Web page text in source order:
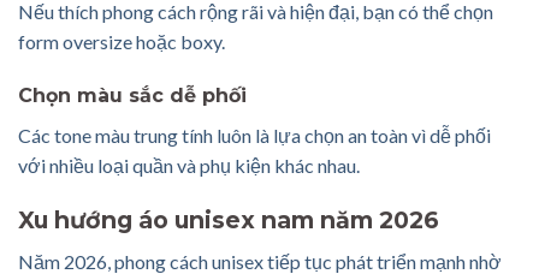
Nếu thích phong cách rộng rãi và hiện đại, bạn có thể chọn
form oversize hoặc boxy.
Chọn màu sắc dễ phối
Các tone màu trung tính luôn là lựa chọn an toàn vì dễ phối
với nhiều loại quần và phụ kiện khác nhau.
Xu hướng áo unisex nam năm 2026
Năm 2026, phong cách unisex tiếp tục phát triển mạnh nhờ